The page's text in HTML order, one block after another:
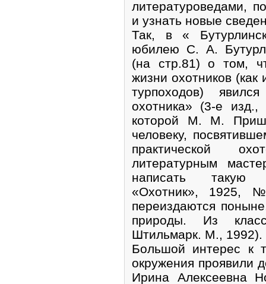
литературоведами,
и узнать новые
Так, в «
юбилею С. А.
(на стр.81) о том,
жизни охотников
турпоходов)
охотника» (3-е
которой М. М.
человеку,
практической
литературным
написать такую
«Охотник», 1925,
переиздаются
природы. Из
Штильмарк. М., 1992).
Большой интерес к
окружения проявили
Ирина Алексеевна